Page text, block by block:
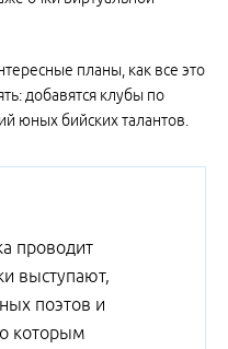
планы, как все это
добавятся клубы по
юных бийских талантов.
проводит
выступают,
поэтов и
которым